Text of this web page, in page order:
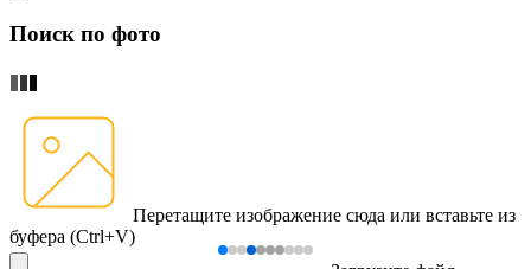
Поиск по фото
Перетащите изображение сюда или вставьте из
буфера (Ctrl+V)